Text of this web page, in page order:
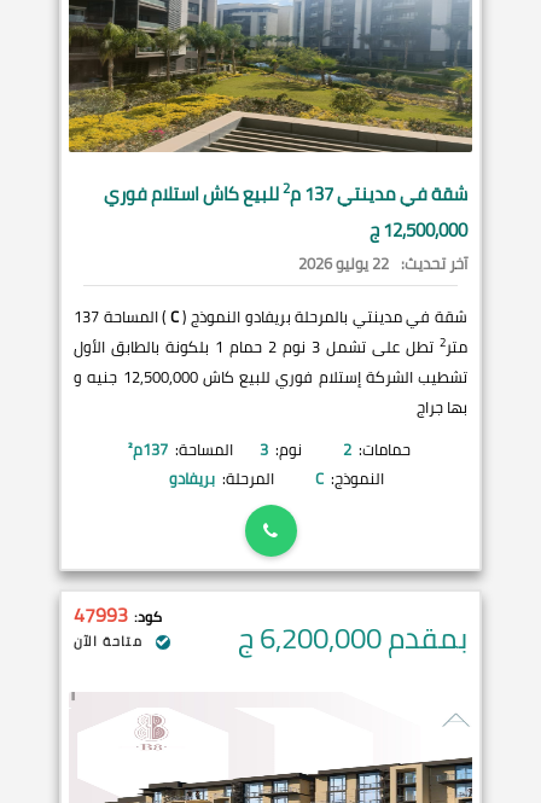
شقة فيمدينتي 2للبيع كاش استلام فوري
12,500,000 ج
آخر تحديث: 22 يوليو 2026
شقة في مدينتي بالمرحلة بريفادو النموذج (C
) المساحة 137
متر2
تطل على تشمل 3 نوم 2 حمام 1 بلكونة بالطابق الأول
تشطيب الشركة إستلام فوري للبيع كاش 12,500,000 جنيه و
بها جراج
حمامات: 2 نوم: 3 المساحة: 137م²
النموذج: C المرحلة: بريفادو
بمقدم 6,200,000 ج كود: 47993
متاحة الآن